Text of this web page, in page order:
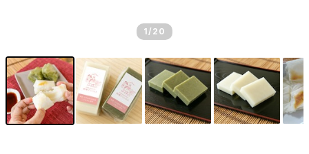
1 /20